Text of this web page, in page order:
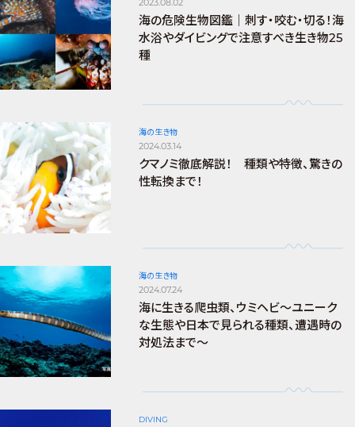
2023.08.02
海の危険生物図鑑｜刺す・咬む・切る！海
水浴やダイビングで注意すべき生き物25
種
海の生き物
2024.03.14
クマノミ徹底解説！ 種類や特徴、驚きの
性転換まで！
海の生き物
2024.07.24
海に生きる爬虫類、ウミヘビ～ユニーク
な生態や日本で見られる種類、遭遇時の
対処法まで～
DIVING